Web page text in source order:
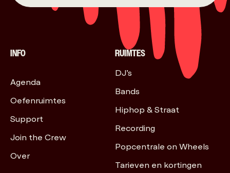
INFO
Agenda
Oefenruimtes
Support
Join the Crew
Over
RUIMTES
DJ’s
Bands
Hiphop & Straat
Recording
Popcentrale on Wheels
Tarieven en kortingen